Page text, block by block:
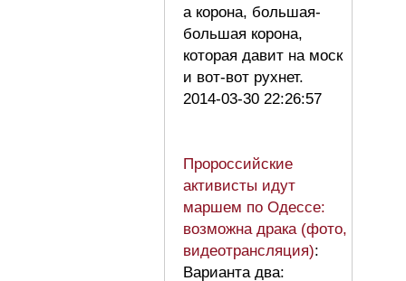
а корона, большая-
большая корона,
которая давит на моск
и вот-вот рухнет.
2014-03-30 22:26:57
Пророссийские
активисты идут
маршем по Одессе:
возможна драка (фото,
видеотрансляция):
Варианта два: